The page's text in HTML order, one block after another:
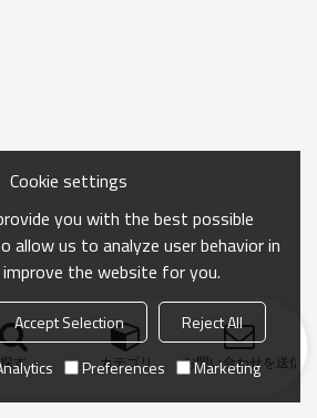
探す カテゴリ お問い合わせを送信
Cookie settings
you with the best possible
allow us to analyze user behavior in
the website for you.
Accept Selection
Reject All
Preferences Marketing